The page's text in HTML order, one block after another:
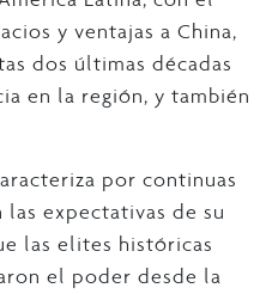
y ventajas a China,
dos últimas décadas
en la región, y también
por continuas
expectativas de su
las elites históricas
el poder desde la